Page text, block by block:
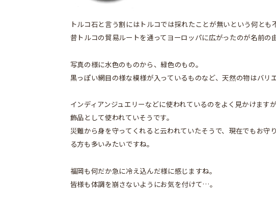
トルコ石と言う割にはトルコでは採れたことが無いという何とも
昔トルコの貿易ルートを通ってヨーロッパに広がったのが名前の
写真の様に水色のものから、緑色のもの。
黒っぽい網目の様な模様が入っているものなど、天然の物はバリ
インディアンジュエリーなどに使われているのをよく見かけます
飾品として使われていそうです。
災難から身を守ってくれると云われていたそうで、現在でもお守
る方も多いみたいですね。
福岡も何だか急に冷え込んだ様に感じますね。
皆様も体調を崩さないようにお気を付けて…。